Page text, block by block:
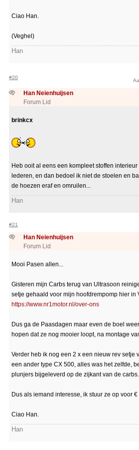
Ciao Han.
(Veghel)
Han
#20
Han Neienhuijsen
Forum Lid
brinkcx
Heb ooit al eens een kompleet stoffen
lederen, en dan bedoel ik niet de stoelen en
de hoezen eraf en omruilen...
Han
#21
Han Neienhuijsen
Forum Lid
Mooi Pasen allen...
Gisteren mijn Carbs terug van Ultrasoon
setje gehaald voor mijn hoofdrempomp hier in
https://www.nr1motor.nl/over-ons
Dus ga de Paasdagen maar even de boel
hopen dat ze nog mooier loopt, na montage
Verder heb ik nog een 2 x een nieuw rev setje
een ander type CX 500, alles was het zelfde,
plunjers bijgeleverd op de zijkant van de carbs.
Dus als iemand interesse, ik stuur ze op voor €
Ciao Han.
Han